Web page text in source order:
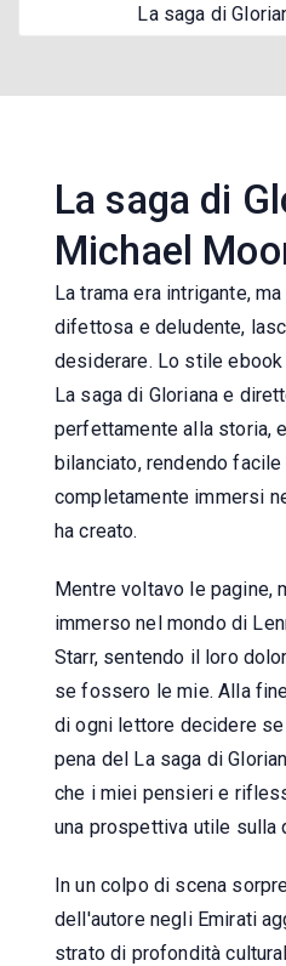
La saga di
La saga di
Michael
La trama era intrigante,
difettosa e deludente,
desiderare. Lo stile
La saga di Gloriana e
perfettamente alla storia,
bilanciato, rendendo
completamente immersi
ha creato.
Mentre voltavo le pagine,
immerso nel mondo di
Starr, sentendo il loro
se fossero le mie. Alla
di ogni lettore decidere
pena del La saga di
che i miei pensieri e
una prospettiva utile sulla
In un colpo di scena
dell'autore negli Emirati
strato di profondità